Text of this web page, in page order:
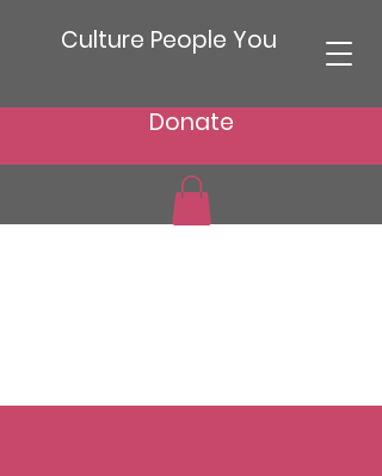
Culture People You
Donate